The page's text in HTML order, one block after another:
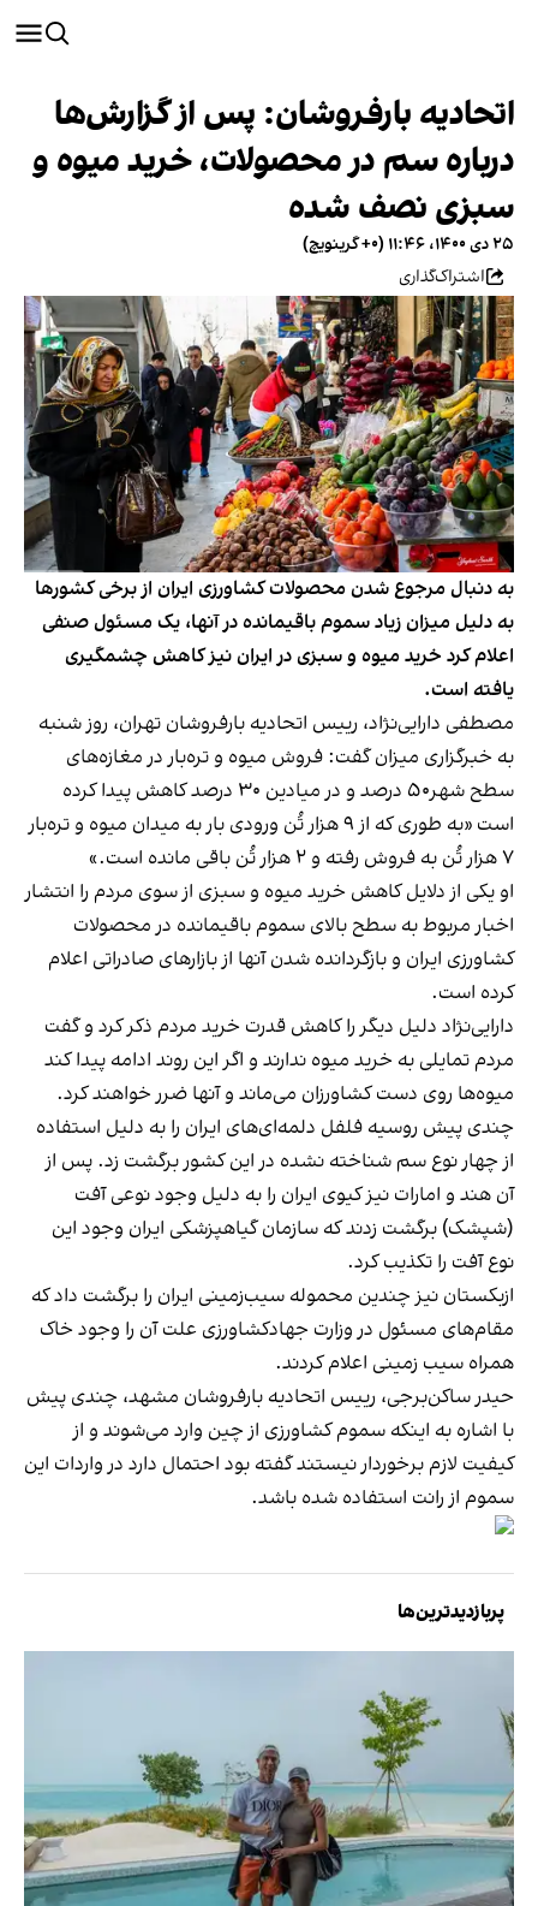
اتحادیه بارفروشان: پس از گزارش‌ها
درباره سم در محصولات، خرید میوه و
سبزی نصف شده
۲۵ دی ۱۴۰۰، ۱۱:۴۶ (‎+۰ گرینویچ)
اشتراک‌گذاری
به دنبال مرجوع شدن محصولات کشاورزی ایران از برخی کشورها
به دلیل میزان زیاد سموم باقیمانده در آنها، یک مسئول صنفی
اعلام کرد خرید میوه و سبزی در ایران نیز کاهش چشمگیری
یافته است.
مصطفی دارایی‌نژاد، رییس اتحادیه بارفروشان تهران، روز شنبه
به خبرگزاری میزان گفت: فروش میوه و تره‌بار در مغازه‌های
سطح شهر۵۰ درصد و در میادین ۳۰ درصد کاهش پیدا کرده
است «به طوری که از ۹ هزار تُن ورودی بار به میدان میوه و تره‌بار
۷ هزار تُن به فروش رفته و ۲ هزار تُن باقی مانده است.»
او یکی از دلایل کاهش خرید میوه و سبزی از سوی مردم را انتشار
اخبار مربوط به سطح بالای سموم باقیمانده در محصولات
کشاورزی ایران و بازگردانده شدن آنها از بازارهای صادراتی اعلام
کرده است.
دارایی‌نژاد دلیل دیگر را کاهش قدرت خرید مردم ذکر کرد و گفت
مردم تمایلی به خرید میوه ندارند و اگر این روند ادامه پیدا کند
میوه‌ها روی دست کشاورزان می‌ماند و آنها ضرر خواهند کرد.
چندی پیش روسیه فلفل دلمه‌‌ای‌های ایران را به دلیل استفاده
از چهار نوع سم شناخته نشده در این کشور برگشت زد. پس از
آن هند و امارات نیز کیوی ایران را به دلیل وجود نوعی آفت
(شپشک) برگشت زدند که سازمان گیاهپزشکی ایران وجود این
نوع آفت را تکذیب کرد.
ازبکستان نیز چندین محموله سیب‌زمینی ایران را برگشت داد که
مقام‌های مسئول در وزارت جهادکشاورزی علت آن را وجود خاک
همراه سیب زمینی اعلام کردند.
حیدر ساکن‌برجی، رییس اتحادیه بارفروشان مشهد، چندی پیش
با اشاره به اینکه سموم کشاورزی از چین وارد می‌شوند و از
کیفیت لازم برخوردار نیستند گفته بود احتمال دارد در واردات این
سموم از رانت استفاده شده باشد.
پربازدیدترین‌ها